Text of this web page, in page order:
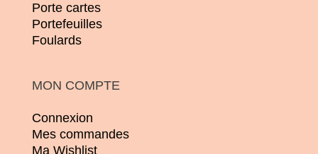
Porte cartes
Portefeuilles
Foulards
MON COMPTE
Connexion
Mes commandes
Ma Wishlist